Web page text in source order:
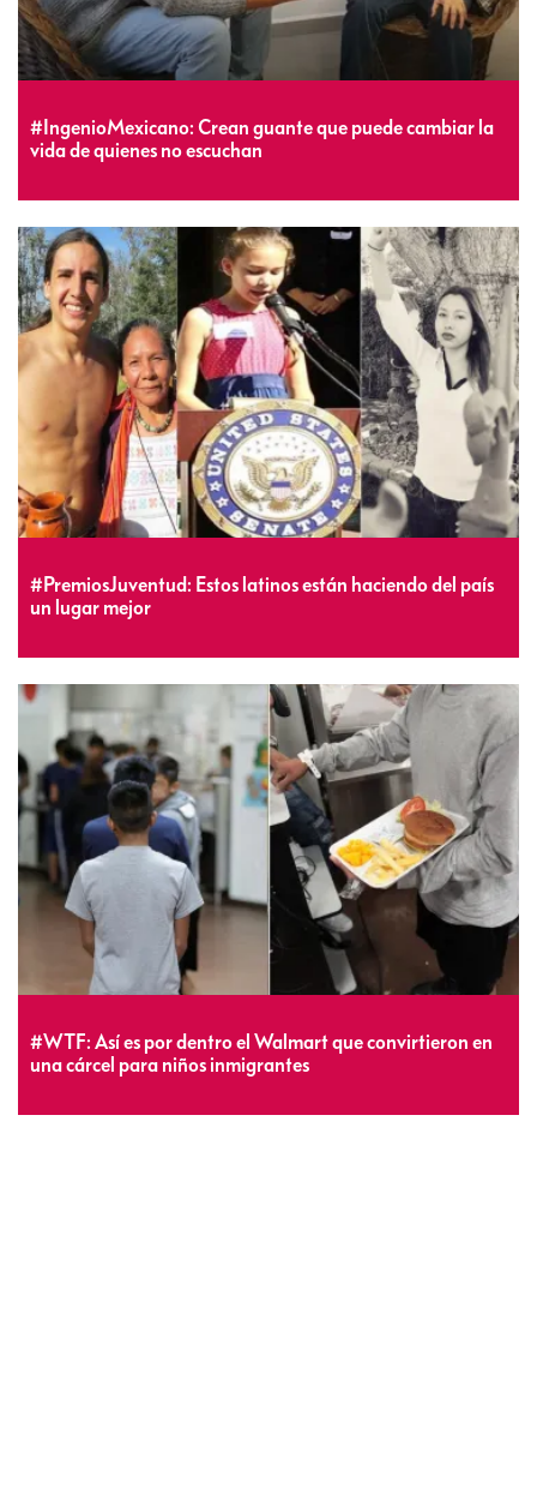
#IngenioMexicano: Crean guante que puede cambiar la
vida de quienes no escuchan
#PremiosJuventud: Estos latinos están haciendo del país
un lugar mejor
#WTF: Así es por dentro el Walmart que convirtieron en
una cárcel para niños inmigrantes